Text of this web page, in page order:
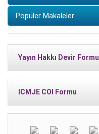
Popüler Makaleler
Yayın Hakkı Devir Formu
ICMJE COI Formu